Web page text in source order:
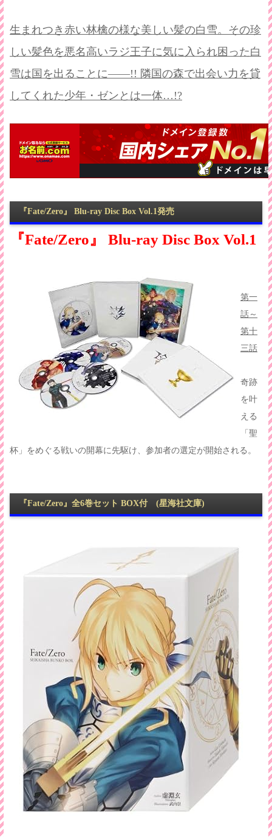
生まれつき赤い林檎の様な美しい髪の白雪。その珍
しい髪色を悪名高いラジ王子に気に入られ困った白
雪は国を出ることに――!! 隣国の森で出会い力を貸
してくれた少年・ゼンとは一体…!?
『Fate/Zero』 Blu-ray Disc Box Vol.1発売
『Fate/Zero』 Blu-ray Disc Box Vol.1
第一
話～
第十
三話
奇跡
を叶
える
「聖
杯」をめぐる戦いの開幕に先駆け、参加者の選定が開始される。
『Fate/Zero』全6巻セット BOX付 (星海社文庫)